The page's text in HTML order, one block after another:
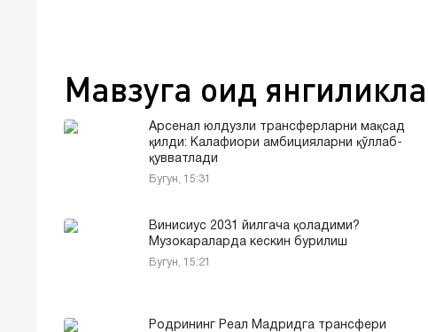
Мавзуга оид
Арсенал юлдузли трансферларни мақсад
қилди: Калафиори амбицияларни қўллаб-
қувватлади
Бугун, 15:31
Винисиус 2031 йилгача қоладими?
Музокараларда кескин бурилиш
Бугун, 15:21
Родрининг Реал Мадридга трансфери